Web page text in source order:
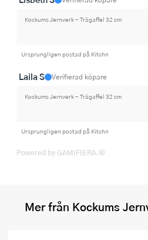
Kockums Jernverk - Trägaffel 32 cm
Ursprungligen postad på Kitchn
Laila S Verifierad köpare
Kockums Jernverk - Trägaffel 32 cm
Ursprungligen postad på Kitchn
Powered by GAMIFIERA.®
Mer från Kockums